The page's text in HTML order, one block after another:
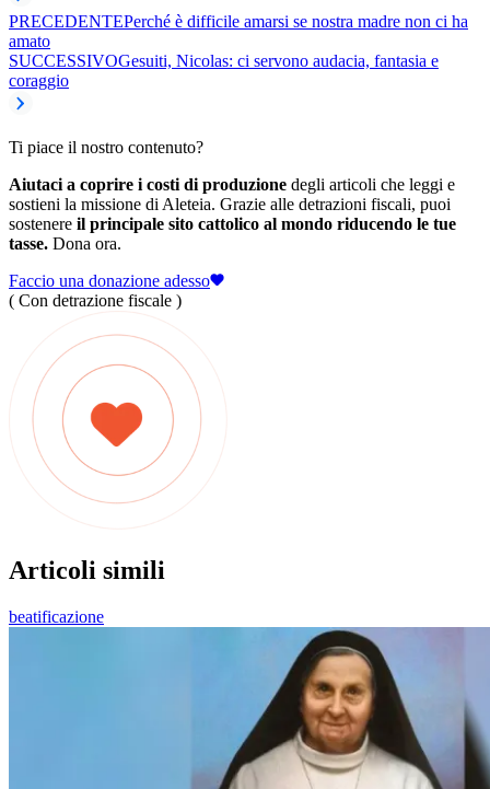
PRECEDENTEPerché è difficile amarsi se nostra madre non ci ha
amato
SUCCESSIVOGesuiti, Nicolas: ci servono audacia, fantasia e
coraggio
Ti piace il nostro contenuto?
Aiutaci a coprire i costi di produzione degli articoli che leggi e
sostieni la missione di Aleteia. Grazie alle detrazioni fiscali, puoi
sostenere il principale sito cattolico al mondo riducendo le tue
tasse. Dona ora.
Faccio una donazione adesso
( Con detrazione fiscale )
Articoli simili
beatificazione